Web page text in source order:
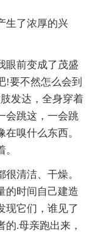
生了浓厚的兴
眼前变成了茂盛
!要不然怎么会到
发达，全身穿着
会跳这，一会跳
嗅什么东西。
清洁、干燥。
的时间自己建造
现它们，谁见了
.母亲跑出来，